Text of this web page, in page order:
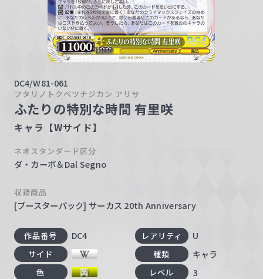
DC4/W81-061
フタリノトクベツナジカン アリサ
ふたりの特別な時間 有里咲
キャラ【Wサイド】
ネオスタンダード区分
ダ・カーポ＆Dal Segno
収録商品
[ブースターパック] サーカス 20th Anniversary
作品番号 DC4 レアリティ U
サイド 種類 キャラ
色 レベル 3